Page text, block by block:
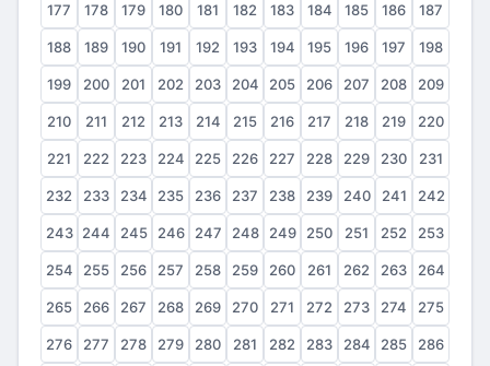
177 178 179 180 181 182 183 184 185 186 187
188 189 190 191 192 193 194 195 196 197 198
199 200 201 202 203 204 205 206 207 208 209
210 211 212 213 214 215 216 217 218 219 220
221 222 223 224 225 226 227 228 229 230 231
232 233 234 235 236 237 238 239 240 241 242
243 244 245 246 247 248 249 250 251 252 253
254 255 256 257 258 259 260 261 262 263 264
265 266 267 268 269 270 271 272 273 274 275
276 277 278 279 280 281 282 283 284 285 286